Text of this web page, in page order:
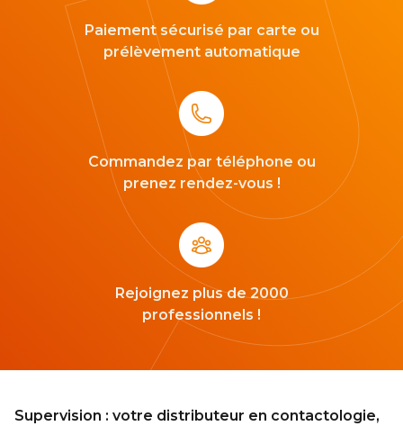
Paiement sécurisé par carte ou
prélèvement automatique
Commandez par téléphone ou
prenez rendez-vous !
Rejoignez plus de 2000
professionnels !
Supervision : votre distributeur en contactologie,